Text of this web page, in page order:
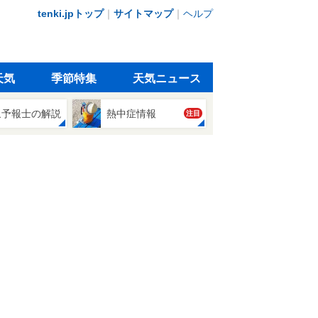
tenki.jpトップ｜ サイトマップ｜ ヘルプ
気 季節特集 天気ニュース
報士の解説 熱中症情報 注目